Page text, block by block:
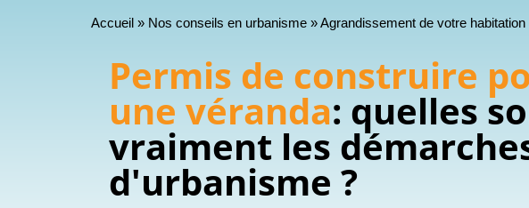
Accueil » Nos conseils en urbanisme »Agrandissement de votre
Permis de construire
une véranda: quelles
vraiment les
d'urbanisme ?